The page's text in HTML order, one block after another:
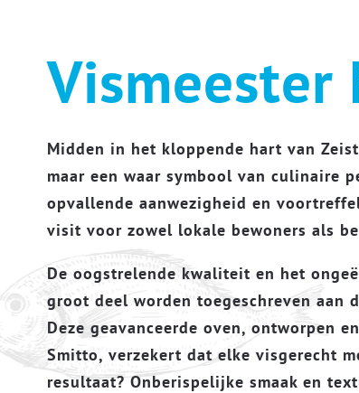
Vismeester
Midden in het kloppende hart van
maar een waar symbool van culinaire
opvallende aanwezigheid en
visit voor zowel lokale bewoners als
De oogstrelende kwaliteit en het
groot deel worden toegeschreven aan
Deze geavanceerde oven, ontworpen
Smitto, verzekert dat elke visgerecht
resultaat? Onberispelijke smaak en